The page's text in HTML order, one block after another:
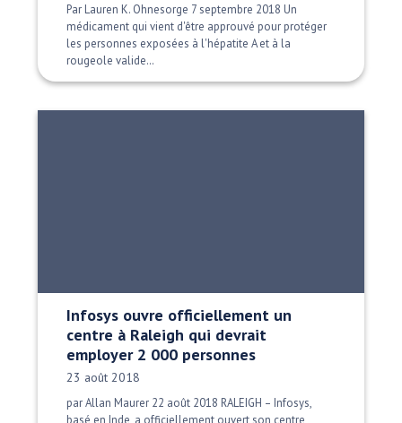
Par Lauren K. Ohnesorge 7 septembre 2018 Un
médicament qui vient d'être approuvé pour protéger
les personnes exposées à l'hépatite A et à la
rougeole valide…
Infosys ouvre officiellement un
centre à Raleigh qui devrait
employer 2 000 personnes
Date publiée:
23 août 2018
par Allan Maurer 22 août 2018 RALEIGH – Infosys,